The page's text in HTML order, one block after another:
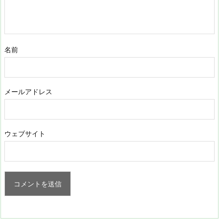
名前
メールアドレス
ウェブサイト